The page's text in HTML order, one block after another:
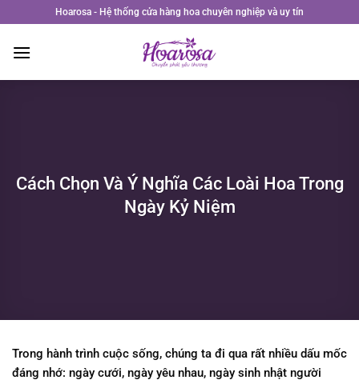
qua
nội
Hoarosa - Hệ thống cửa hàng hoa chuyên nghiệp và uy tín
Cách Chọn Và Ý Nghĩa Các Loài Hoa Trong
Ngày Kỷ Niệm
Trong hành trình cuộc sống, chúng ta đi qua rất nhiều dấu mốc
đáng nhớ: ngày cưới, ngày yêu nhau, ngày sinh nhật người